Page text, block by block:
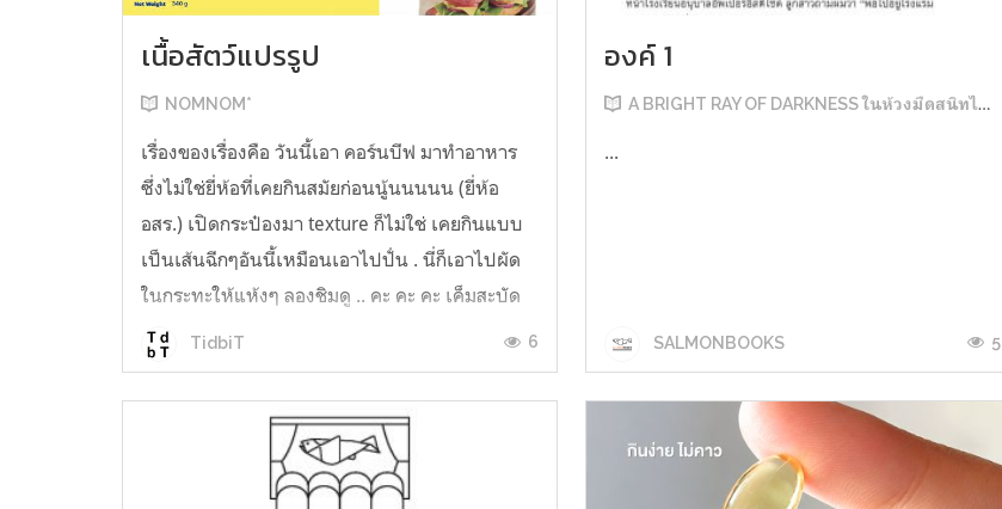
เนื้อสัตว์แปรรูป
NOMNOM*
เรื่องของเรื่องคือ วันนี้เอา คอร์นบีฟ มาทำอาหาร
ซึ่งไม่ใช่ยี่ห้อที่เคยกินสมัยก่อนนู้นนนนน (ยี่ห้อ
อสร.) เปิดกระป๋องมา texture ก็ไม่ใช่ เคยกินแบบ
เป็นเส้นฉีกๆอันนี้เหมือนเอาไปปั่น . นี่ก็เอาไปผัด
ในกระทะให้แห้งๆ ลองชิมดู .. คะ คะ คะ เค็มสะบัด
O o" ... แบบใช้โควต้ากินโซเดียมทั้งสัปดาห์
ต้องหาผักนึ่ง ...
TidbiT 6
องค์ 1
A BRIGHT RAY OF DARKNESS ในห้วงมืดสนิทไม่มิดแสง
...
SALMONBOOKS 5